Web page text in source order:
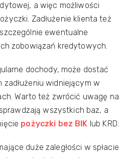
a więc możliwości
Zadłużenie klienta też
ewentualne
zobowiązań kredytowych.
dochody, może dostać
widniejącym w
Warto też zwrócić uwagę na
wszystkich baz, a
pożyczki bez BIK lub KRD.
duże zaległości w spłacie